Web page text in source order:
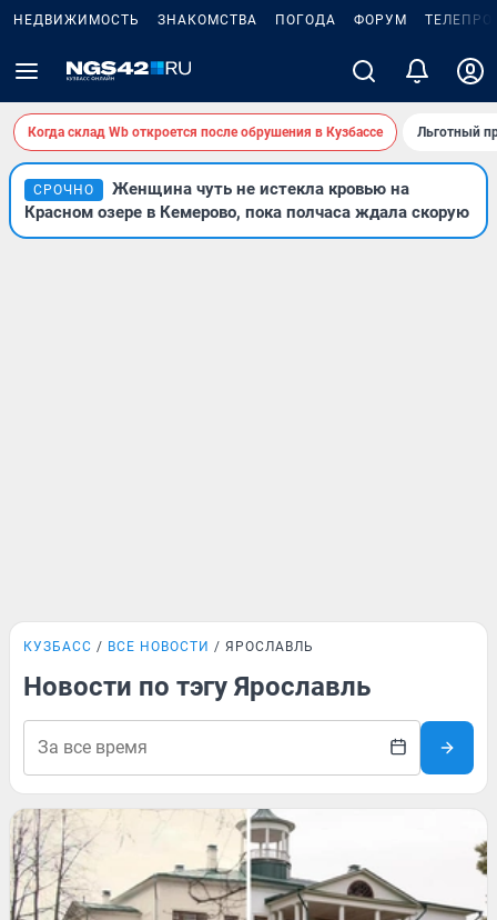
НЕДВИЖИМОСТЬ ЗНАКОМСТВА ПОГОДА ФОРУМ
Когда склад Wb откроется после обрушения в Кузбассе Льготный
СРОЧНО
Женщина чуть не истекла кровью на
Красном озере в Кемерово, пока полчаса ждала скорую
КУЗБАСС ВСЕ НОВОСТИ ЯРОСЛАВЛЬ
Новости по тэгу Ярославль